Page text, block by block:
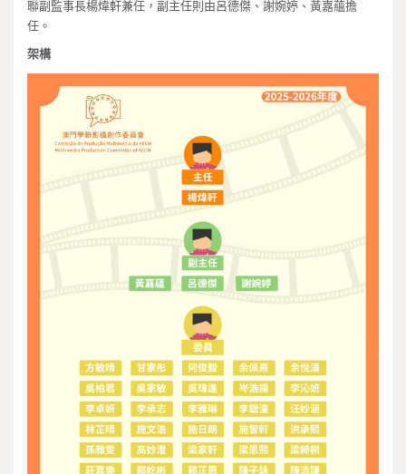
聯副監事長楊煒軒兼任，副主任則由呂德傑、謝婉婷、黃嘉蘊擔
任。
架構